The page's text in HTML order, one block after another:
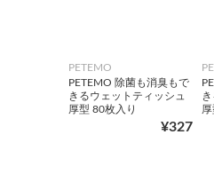
PETEMO
PETEMO 除菌も消臭もで
きるウェットティッシュ
厚型 80枚入り
¥327